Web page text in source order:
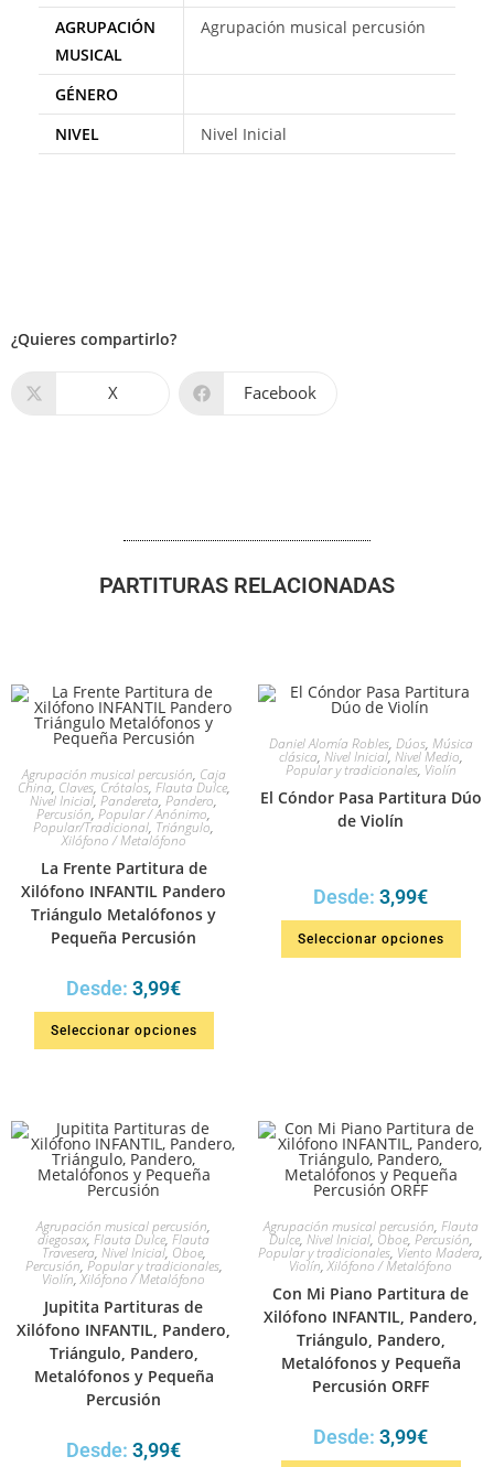
¿Quieres compartirlo?
X Facebook
AGRUPACIÓN
MUSICAL
Agrupación musical percusión
GÉNERO
NIVEL
Nivel Inicial
PARTITURAS RELACIONADAS
Agrupación musical percusión, Caja
China, Claves, Crótalos, Flauta Dulce,
Nivel Inicial, Pandereta, Pandero,
Percusión,Popular / Anónimo,
Popular/Tradicional, Triángulo,
Xilófono / Metalófono
La Frente Partitura de
Xilófono INFANTIL Pandero
Triángulo Metalófonos y
Pequeña Percusión
Desde: 3,99€
Seleccionar opciones
Daniel Alomía Robles, Dúos, Música
clásica, Nivel Inicial, Nivel Medio,
Popular y tradicionales, Violín
El Cóndor Pasa Partitura Dúo
de Violín
Desde: 3,99€
Seleccionar opciones
Agrupación musical percusión,
diegosax, Flauta Dulce, Flauta
Travesera, Nivel Inicial, Oboe,
Percusión, Popular y tradicionales,
Violín,Xilófono / Metalófono
Jupitita Partituras de
Xilófono INFANTIL, Pandero,
Triángulo, Pandero,
Metalófonos y Pequeña
Percusión
Desde: 3,99€
Agrupación musical percusión, Flauta
Dulce, Nivel Inicial, Oboe, Percusión,
Popular y tradicionales, Viento Madera,
Violín,Xilófono / Metalófono
Con Mi Piano Partitura de
Xilófono INFANTIL, Pandero,
Triángulo, Pandero,
Metalófonos y Pequeña
Percusión ORFF
Desde: 3,99€